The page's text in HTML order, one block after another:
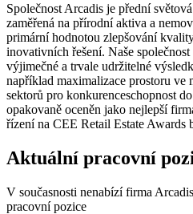
Společnost Arcadis je přední
zaměřená na přírodní aktiva a
primární hodnotou zlepšování
inovativních řešení. Naše
výjimečné a trvale udržitelné
například maximalizace prostoru ve
sektorů pro konkurenceschopnost
opakovaně oceněn jako nejlepší
řízení na CEE Retail Estate Awards
Aktuální pracovní
V současnosti nenabízí firma
pracovní pozice